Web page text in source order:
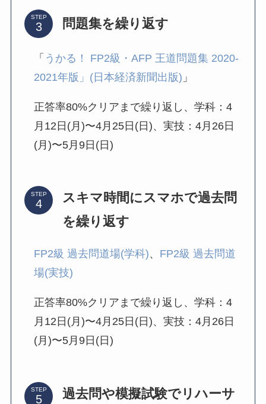
STEP 問題集を繰り返す
「 うかる！ FP2級・AFP 王道問題集 2020-
2021年版」(日本経済新聞出版) 」
正答率80%クリアまで繰り返し、学科：4
月12日(月)〜4月25日(日)、実技：4月26日
(月)〜5月9日(日)
STEP
スキマ時間にスマホで過去問
を繰り返す
FP2級 過去問道場(学科)、 FP2級 過去問道
場(実技)
正答率80%クリアまで繰り返し、学科：4
月12日(月)〜4月25日(日)、実技：4月26日
(月)〜5月9日(日)
STEP 過去問や模擬試験でリハーサ